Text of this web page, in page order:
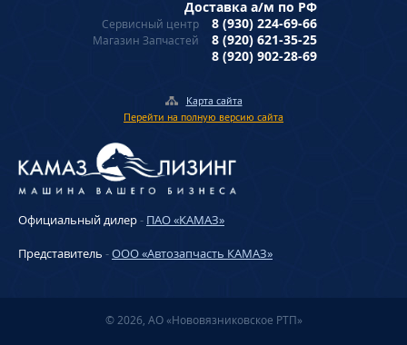
Доставка а/м по РФ
Сервисный центр 8 (930) 224-69-66
Магазин Запчастей
8 (920) 621-35-25
8 (920) 902-28-69
Карта сайта
Перейти на полную версию сайта
Официальный дилер- ПАО «КАМАЗ»
Представитель -ООО «Автозапчасть КАМАЗ»
© 2026, АО «Нововязниковское РТП»